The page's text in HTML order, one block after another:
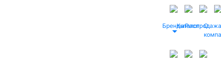
БрендыКаталог
Распродажа
О